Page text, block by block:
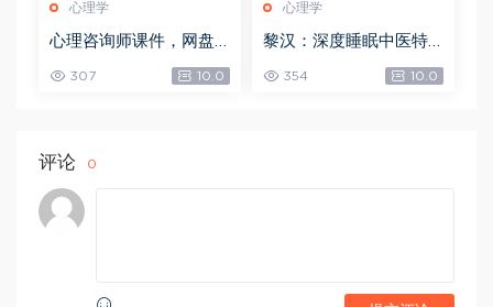
心理学
心理咨询师课件，网盘
307 10.0
心理学
黎汉：深度睡眠中医特
效调理术手法视频课 2.5
3 GB，网盘下载(2.53G)
354 10.0
评论 0